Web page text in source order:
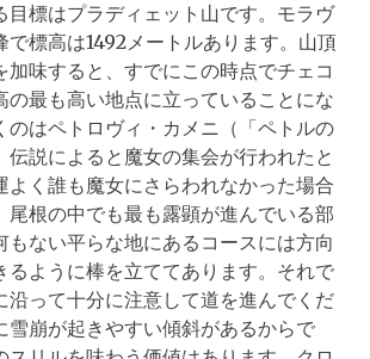
目標はプラディェット山です。モラヴ
で標高は1492メートルあります。山頂
加味すると、すでにこの時点でチェコ
の最も高い地点に立っていることにな
のはペトロヴィ・カメニ（「ペトルの
伝説によると魔女の集会が行われたと
よく誰も魔女にさらわれなかった場合
尾根の中でも最も露顕が進んでいる部
もない平らな地にあるコースには方向
るように棒を立ててあります。それで
沿って十分に注意して道を進んでくだ
雪崩が起きやすい傾斜があるからで